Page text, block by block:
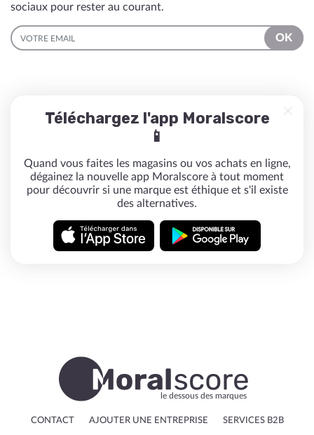
sociaux pour rester au courant.
EMAIL
OK
Téléchargez l'app Moralscore
📱
Quand vous faites les magasins ou vos achats en ligne,
dégainez la nouvelle app Moralscore à tout moment
pour découvrir si une marque est éthique et s'il existe
des alternatives.
le dessous des marques
CONTACT AJOUTER UNE ENTREPRISE SERVICES B2B